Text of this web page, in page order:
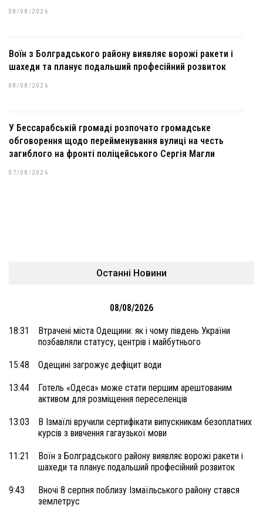
08/08/2026
Воїн з Болградського району виявляє ворожі ракети і
шахеди та планує подальший професійний розвиток
08/08/2026
У Бессарабській громаді розпочато громадське
обговорення щодо перейменування вулиці на честь
загиблого на фронті поліцейського Сергія Магли
07/08/2026
Останні Новини
08/08/2026
18:31
Втрачені міста Одещини: як і чому південь України
позбавляли статусу, центрів і майбутнього
15:48 Одещині загрожує дефіцит води
13:44
Готель «Одеса» може стати першим арештованим
активом для розміщення переселенців
13:03
В Ізмаїлі вручили сертифікати випускникам безоплатних
курсів з вивчення гагаузької мови
11:21
Воїн з Болградського району виявляє ворожі ракети і
шахеди та планує подальший професійний розвиток
9:43
Вночі 8 серпня поблизу Ізмаїльського району стався
землетрус